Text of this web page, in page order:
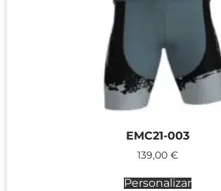
EMC21-003
139,00 €
Personalizar